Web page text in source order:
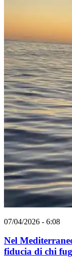
07/04/2026 - 6:08
Nel
fiducia di chi